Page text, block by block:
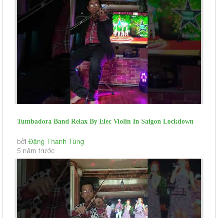
Tumbadora Band Relax By Elec Violin In Saigon Lockdown
Wonderful Tonight...
bởi Đặng Thanh Tùng
5 năm trước